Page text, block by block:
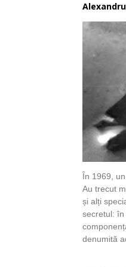
În 1969,
Au trecut
și alți
secretul:
denumită